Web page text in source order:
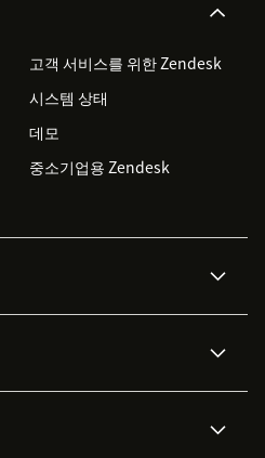
고객 서비스를 위한 Zendesk
시스템 상태
데모
중소기업용 Zendesk
지식창고